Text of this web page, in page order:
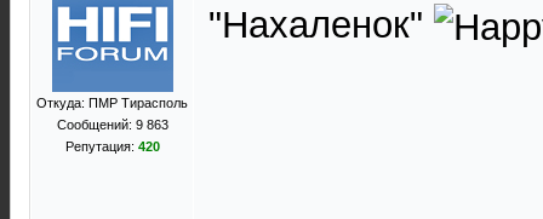
Откуда: ПМР Тирасполь
Сообщений: 9 863
Репутация: 420
"Нахаленок"